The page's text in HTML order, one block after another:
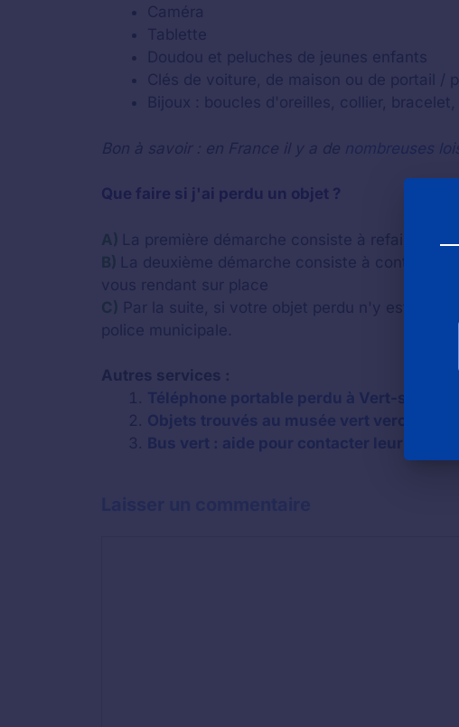
Caméra
Tablette
Doudou et peluches de jeunes enfants
Clés de voiture, de maison ou de portail /
Bijoux : boucles d'oreilles, collier,
Bon à savoir : en France il y a de nombreuses
Que faire si j'ai perdu un objet ?
A) La première démarche consiste à refaire le
B) La deuxième démarche consiste à contacter
vous rendant sur place
C) Par la suite, si votre objet perdu n'y est pas,
police municipale.
Autres services :
Téléphone portable perdu à Vert-saint-
Objets trouvés au musée vert veron de
Bus vert : aide pour contacter leur